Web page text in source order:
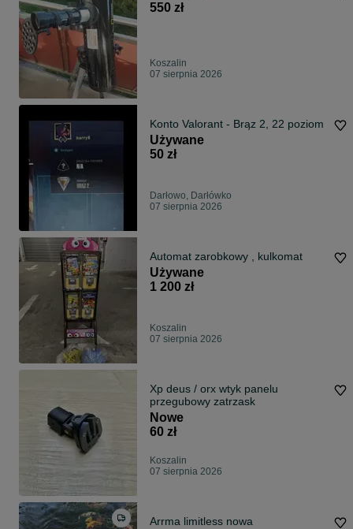
550 zł
Koszalin
07 sierpnia 2026
Konto Valorant - Brąz 2, 22 poziom
Używane
50 zł
Darłowo, Darłówko
07 sierpnia 2026
Automat zarobkowy , kulkomat
Używane
1 200 zł
Koszalin
07 sierpnia 2026
Xp deus / orx wtyk panelu
przegubowy zatrzask
Nowe
60 zł
Koszalin
07 sierpnia 2026
Arrma limitless nowa